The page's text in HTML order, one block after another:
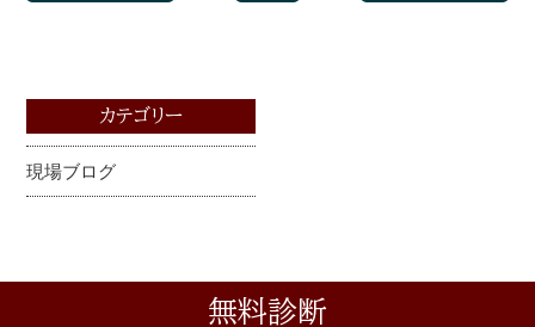
カテゴリー
現場ブログ
無料診断